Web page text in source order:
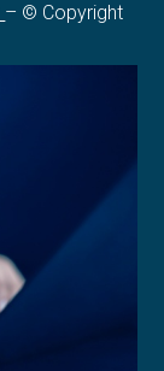
– © Copyright